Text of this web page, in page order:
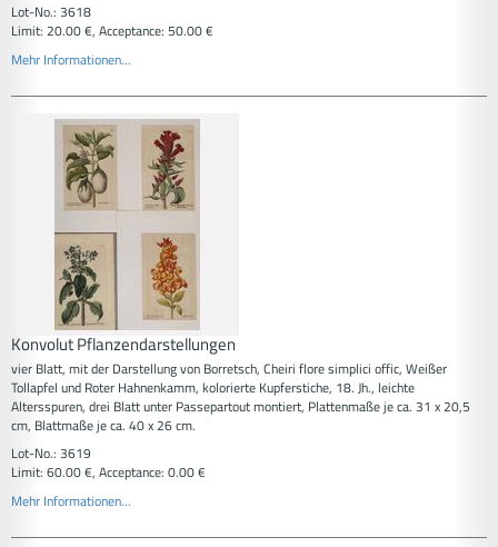
Lot-No.: 3618
Limit: 20.00 €, Acceptance: 50.00 €
Mehr Informationen...
Konvolut Pflanzendarstellungen
vier Blatt, mit der Darstellung von Borretsch, Cheiri flore simplici offic, Weißer
Tollapfel und Roter Hahnenkamm, kolorierte Kupferstiche, 18. Jh., leichte
Altersspuren, drei Blatt unter Passepartout montiert, Plattenmaße je ca. 31 x 20,5
cm, Blattmaße je ca. 40 x 26 cm.
Lot-No.: 3619
Limit: 60.00 €, Acceptance: 0.00 €
Mehr Informationen...